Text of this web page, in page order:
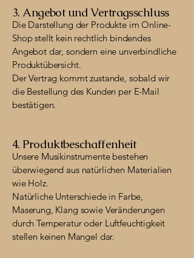
3. Angebot und Vertragsschluss
Die Darstellung der Produkte im Online-
Shop stellt kein rechtlich bindendes
Angebot dar, sondern eine unverbindliche
Produktübersicht.
Der Vertrag kommt zustande, sobald wir
die Bestellung des Kunden per E-Mail
bestätigen.
4. Produktbeschaffenheit
Unsere Musikinstrumente bestehen
überwiegend aus natürlichen Materialien
wie Holz.
Natürliche Unterschiede in Farbe,
Maserung, Klang sowie Veränderungen
durch Temperatur oder Luftfeuchtigkeit
stellen keinen Mangel dar.